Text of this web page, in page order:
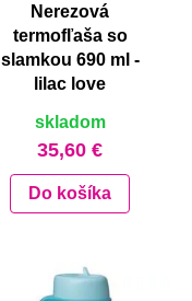
Nerezová
termofľaša so
slamkou 690 ml -
lilac love
skladom
35,60 €
Do košíka